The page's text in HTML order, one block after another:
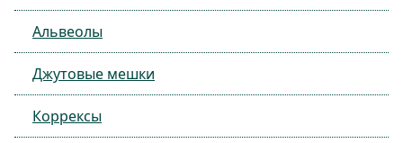
Альвеолы
Джутовые мешки
Коррексы